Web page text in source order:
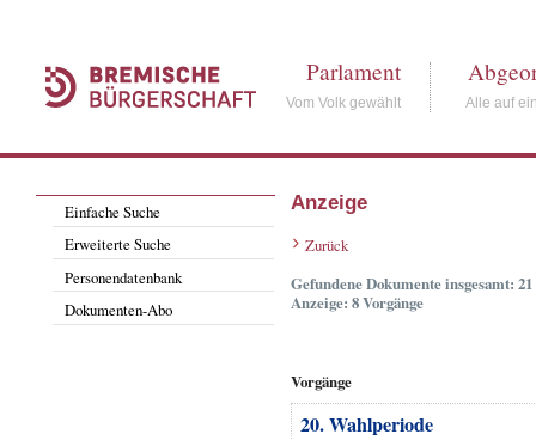
Parlament
Vom Volk gewählt Alle auf
Einfache Suche
Erweiterte Suche
Personendatenbank
Dokumenten-Abo
Anzeige
Zurück
Gefundene Dokumente insgesamt: 21
Anzeige: 8 Vorgänge
Vorgänge
20. Wahlperiode